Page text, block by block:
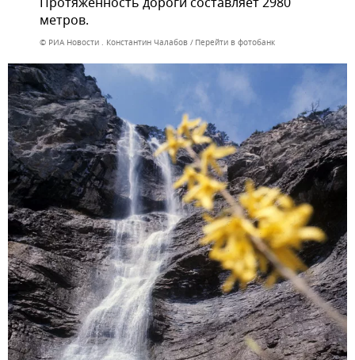
метров.
© РИА Новости . Константин Чалабов Перейти в фотобанк